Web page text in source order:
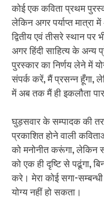
कोई एक कविता प्रथम
लेकिन अगर पर्याप्त मात्रा
द्वितीय एवं तीसरे स्थान पर
अगर हिंदी साहित्य के अन्य
पुरस्कार का निर्णय लेने में
संपर्क करें, मैं प्रसन्न हूँगा,
में अब तक मैं ही इकलौता
घुड़सवार के सम्पादक की
प्रकाशित होने वाली
को मनोनीत करूंगा, लेकिन
को एक ही दृष्टि से पढूंगा,
करे। मेरा कोई सगा-
योग्य नहीं हो सकता।